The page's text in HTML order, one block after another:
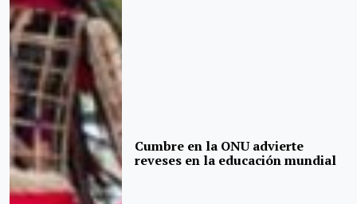
Cumbre en la ONU advierte
reveses en la educación mundial